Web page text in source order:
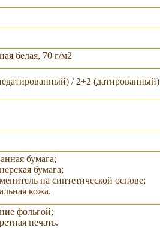
белая, 70 г/м2
/ 2+2 (датированный)
бумага;
бумага;
на синтетической основе;
кожа.
фольгой;
печать.